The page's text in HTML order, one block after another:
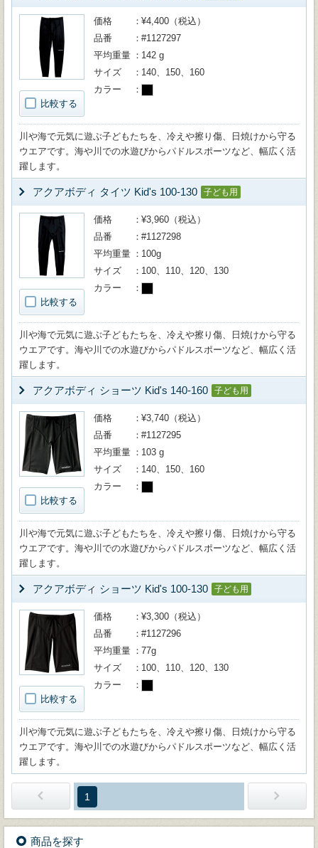
比較する
価格
¥4,400（税込）
品番
#1127297
平均重量
142 g
サイズ
140、150、160
カラー
川や海で元気に遊ぶ子どもたちを、冷えや擦り傷、日焼けから守る
ウエアです。海や川での水遊びからパドルスポーツなど、幅広く活
躍します。
アクアボディ タイツ Kid's 100-130 子ども用
比較する
価格
¥3,960（税込）
品番
#1127298
平均重量
100g
サイズ
100、110、120、130
カラー
川や海で元気に遊ぶ子どもたちを、冷えや擦り傷、日焼けから守る
ウエアです。海や川での水遊びからパドルスポーツなど、幅広く活
躍します。
アクアボディ ショーツ Kid's 140-160 子ども用
比較する
価格
¥3,740（税込）
品番
#1127295
平均重量
103 g
サイズ
140、150、160
カラー
川や海で元気に遊ぶ子どもたちを、冷えや擦り傷、日焼けから守る
ウエアです。海や川での水遊びからパドルスポーツなど、幅広く活
躍します。
アクアボディ ショーツ Kid's 100-130 子ども用
比較する
価格
¥3,300（税込）
品番
#1127296
平均重量
77g
サイズ
100、110、120、130
カラー
川や海で元気に遊ぶ子どもたちを、冷えや擦り傷、日焼けから守る
ウエアです。海や川での水遊びからパドルスポーツなど、幅広く活
躍します。
1
商品を探す